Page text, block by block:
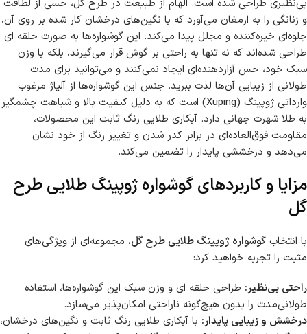
بی‌نظیری طراحی شده است. الهام از طبیعت در طرح گل، حسی از لطافت
و زنانگی را به ارمغان می‌آورد که با نگین‌های درخشان کار شده بر روی آن،
جلوه‌ای خیره‌کننده و مجلل پیدا می‌کند. این گوشواره‌ها به صورت حلقه ای
طراحی شده‌اند که نه تنها به راحتی بر گوش قرار می‌گیرند، بلکه با وزن
سبک خود، حس آزاردهنده‌ای ایجاد نمی‌کنند و می‌توانید برای مدت
طولانی از زیبایی آن‌ها لذت ببرید. جنس این گوشواره‌ها از آلیاژ مرغوب
وارداتی ژوپینگ (Xuping) است که به دلیل کیفیت بالا و شباهت چشمگیر
به طلا شهرت جهانی دارد. آبکاری طلایی رنگ ثابت این محصولات،
مقاومت فوق‌العاده‌ای در برابر کدر شدن و تغییر رنگ از خود نشان
می‌دهد و درخششی پایدار را تضمین می‌کند.
مزایا و کاربردهای گوشواره ژوپینگ طلایی طرح
گل
با انتخاب گوشواره ژوپینگ طلایی طرح گل، مجموعه‌ای از ویژگی‌های
مثبت را تجربه خواهید کرد:
راحتی بی‌نظیر: طراحی حلقه ای و وزن سبک این گوشواره‌ها، استفاده
طولانی‌مدت را بدون هیچ‌گونه ناراحتی امکان‌پذیر می‌سازد.
درخشش و زیبایی پایدار: با آبکاری طلایی رنگ ثابت و نگین‌های درخشان،